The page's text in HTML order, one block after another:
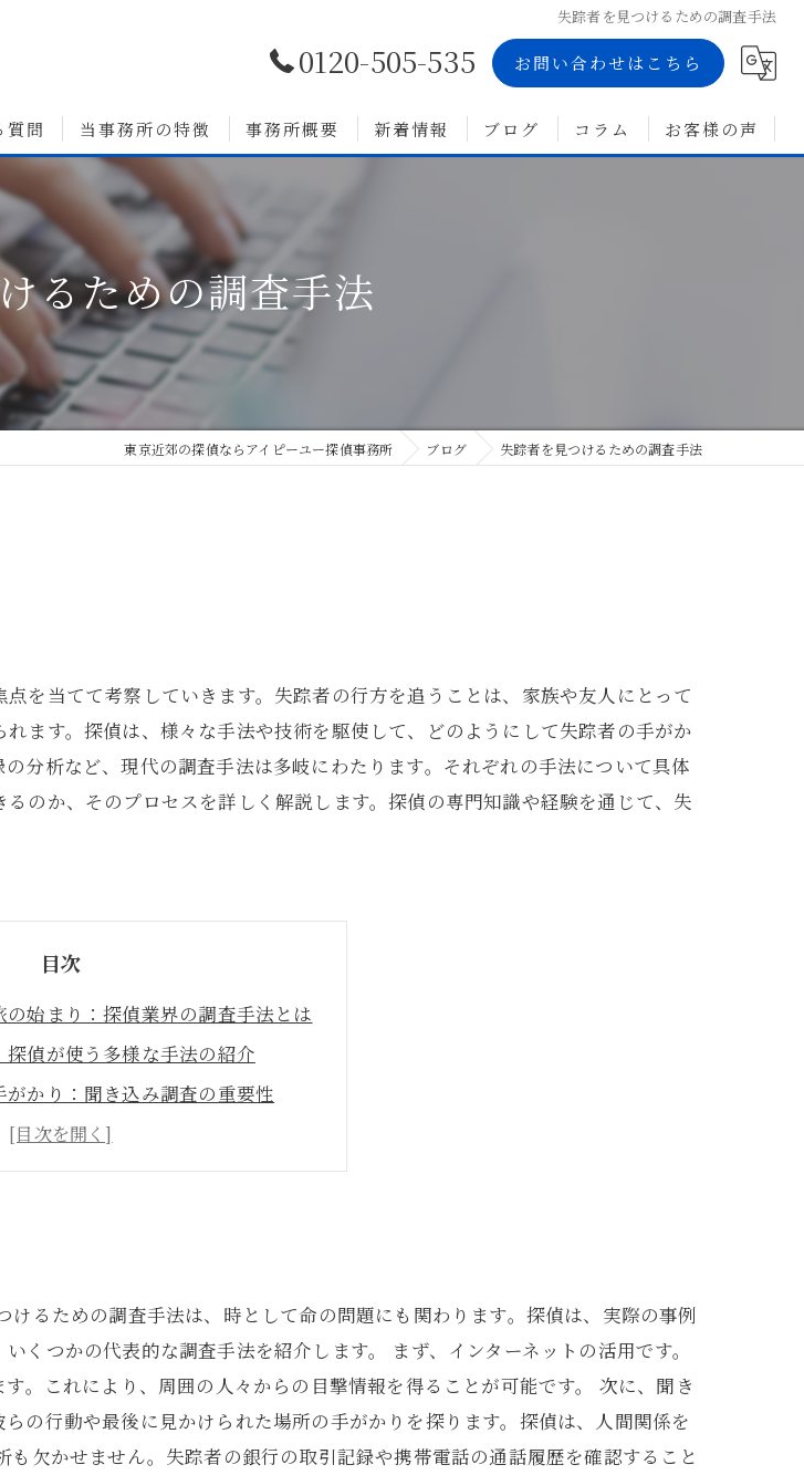
失踪者を見つけるための調査手法
0120-505-535 お問い合わせはこちら
質問 当事務所の特徴
浮気調査
婚前調査
人探し
素行調査
無料相談
事務所概要 新着情報 ブログ コラム お客様の声
るための調査手法
東京近郊の探偵ならアイピーユー探偵事務所 ブログ 失踪者を見つけるための調査手法
を当てて考察していきます。失踪者の行方を追うことは、家族や友人にとって
ます。探偵は、様々な手法や技術を駆使して、どのようにして失踪者の手がか
分析など、現代の調査手法は多岐にわたります。それぞれの手法について具体
のか、そのプロセスを詳しく解説します。探偵の専門知識や経験を通じて、失
目次
の始まり：探偵業界の調査手法とは
探偵が使う多様な手法の紹介
がかり：聞き込み調査の重要性
：現代の探偵とデジタル捜査
者の記録分析の実際
：探偵業界が描く未来図
るための調査手法は、時として命の問題にも関わります。探偵は、実際の事例
くつかの代表的な調査手法を紹介します。 まず、インターネットの活用です。
。これにより、周囲の人々からの目撃情報を得ることが可能です。 次に、聞き
の行動や最後に見かけられた場所の手がかりを探ります。探偵は、人間関係を
欠かせません。失踪者の銀行の取引記録や携帯電話の通話履歴を確認すること